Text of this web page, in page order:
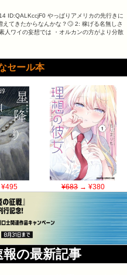
ID:QALKccjF0 やっぱりアメリカの先行きに
てきたからなんかな？🙄 2: 稼げる名無しさ
ワイの妄想では ・オルカンの方がより分散
セール本
¥683→ ¥380
の最新記事